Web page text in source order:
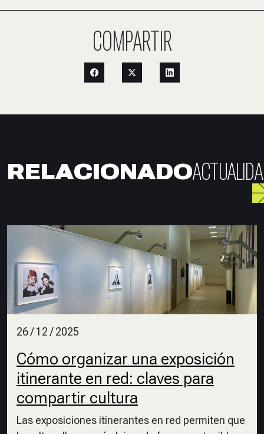
COMPARTIR
RELACIONADO
26 / 12 / 2025
Cómo organizar una exposición
itinerante en red: claves para
compartir cultura
Las exposiciones itinerantes en red permiten que